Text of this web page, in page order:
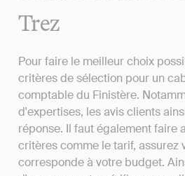
Trez
Pour faire le meilleur choix
critères de sélection pour un
comptable du Finistère.
d'expertises, les avis clients
réponse. Il faut également faire
critères comme le tarif, assurez
corresponde à votre budget.